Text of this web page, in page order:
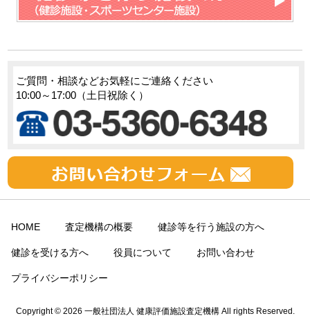
ご質問・相談などお気軽にご連絡ください
10:00～17:00（土日祝除く）
HOME 査定機構の概要 健診等を行う施設の方へ
健診を受ける方へ 役員について お問い合わせ
プライバシーポリシー
Copyright © 2026 一般社団法人 健康評価施設査定機構 All rights Reserved.